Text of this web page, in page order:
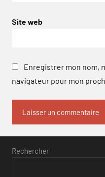
Site web
Enregistrer mon nom,
navigateur pour mon
Rechercher